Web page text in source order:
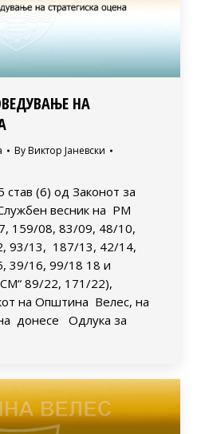
НА
By Виктор Јаневски
став (6) од Законот за
весник на РМ
159/08, 83/09, 48/10,
93/13, 187/13, 42/14,
39/16, 99/18 18 и
89/22, 171/22),
на Општина Велес, на
донесе Одлука за